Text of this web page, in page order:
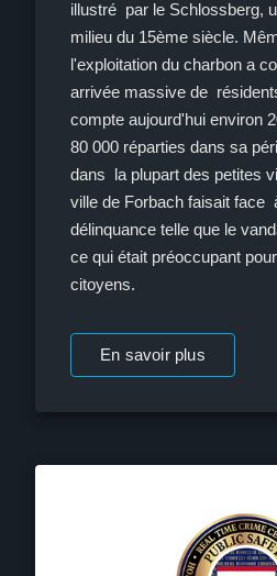
illustré par le Schlossberg,
milieu du 15ème siècle.
l'exploitation du charbon a
arrivée massive de
compte aujourd'hui environ
80 000 réparties dans sa
dans la plupart des petites
ville de Forbach faisait face
délinquance telle que le
ce qui était préoccupant
citoyens.
En savoir plus